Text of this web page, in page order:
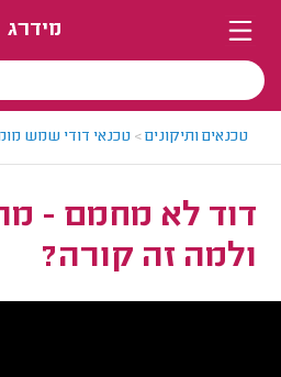
מידרג
טכנאים ותיקונים> טכנאי דודי שמש
דוד לא מחמם -
ולמה זה קורה?